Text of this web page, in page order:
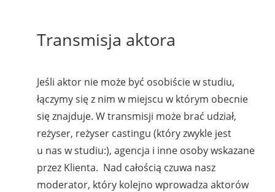
Transmisja aktora
Jeśli aktor nie może być osobiście w studiu,
łączymy się z nim w miejscu w którym obecnie
się znajduje. W transmisji może brać udział,
reżyser, reżyser castingu (który zwykle jest
u nas w studiu:), agencja i inne osoby wskazane
przez Klienta. Nad całością czuwa nasz
moderator, który kolejno wprowadza aktorów